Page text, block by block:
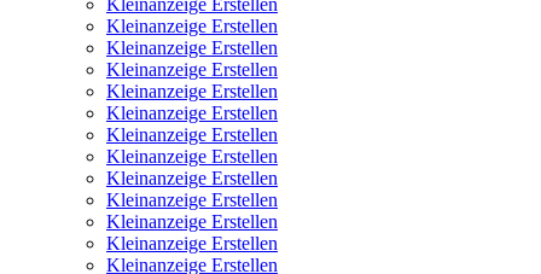
Kleinanzeige Erstellen
Kleinanzeige Erstellen
Kleinanzeige Erstellen
Kleinanzeige Erstellen
Kleinanzeige Erstellen
Kleinanzeige Erstellen
Kleinanzeige Erstellen
Kleinanzeige Erstellen
Kleinanzeige Erstellen
Kleinanzeige Erstellen
Kleinanzeige Erstellen
Kleinanzeige Erstellen